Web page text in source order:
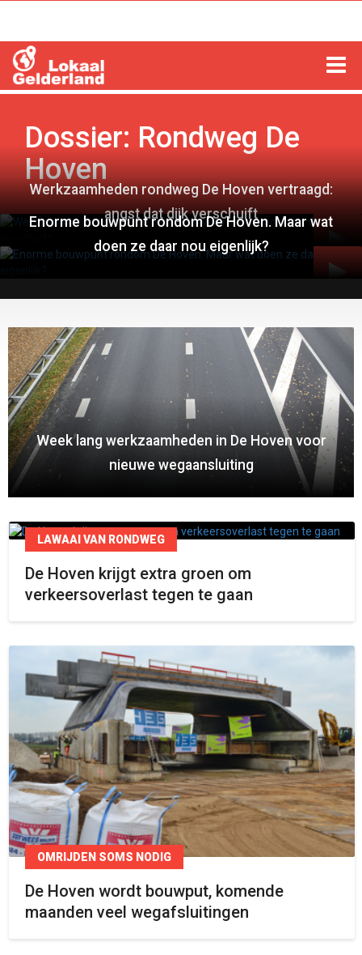
LOCHEM
ZUTPHEN
Dossier: Rondweg De
Hoven
Werkzaamheden rondweg De Hoven vertraagd:
angst dat dijk verschuift
Enorme bouwpunt rondom De Hoven. Maar wat
doen ze daar nou eigenlijk?
Week lang werkzaamheden in De Hoven voor
nieuwe wegaansluiting
LAWAAI VAN RONDWEG
De Hoven krijgt extra groen om
verkeersoverlast tegen te gaan
OMRIJDEN SOMS NODIG
De Hoven wordt bouwput, komende
maanden veel wegafsluitingen